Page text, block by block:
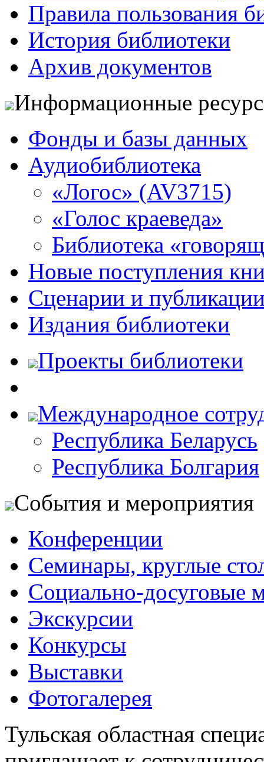
Правила пользования
История библиотеки
Архив документов
Информационные
Фонды и базы данных
Аудиобиблиотека
«Логос» (AV3715)
«Голос краеведа»
Библиотека
Новые поступления
Сценарии и
Издания библиотеки
Проекты библиотеки
Международное
Республика Беларусь
Республика Болгария
События и мероприятия
Конференции
Семинары, круглые
Социально-досуговые
Экскурсии
Конкурсы
Выставки
Фотогалерея
Тульская областная